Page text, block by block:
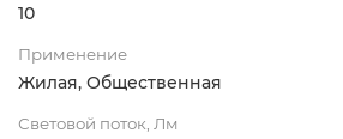
10
Применение
Жилая, Общественная
Световой поток, Лм